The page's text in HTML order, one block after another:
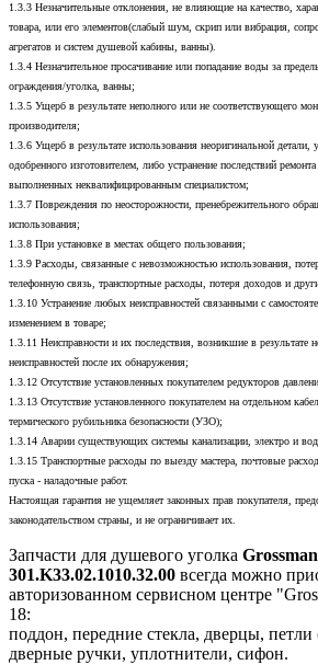
1.3.3 Незначительные отклонения, не влияющие на качество,
товара, или его элементов(слабый шум, скрип или вибрация,
агрегатов и систем душевой кабины, ванны).
1.3.4 Незначительное просачивание или попадание воды за
ограждения/уголка, ванны;
1.3.5 Ущерб в результате неполного или не соответствующего
производителя;
1.3.6 Ущерб в результате использования неоригинальной детали,
одобренного изготовителем, либо устранение последствий
выполненных неквалифицированным специалистом;
1.3.7 Повреждения по неосторожности, пренебрежительного
использования;
1.3.8 При установке в местах общего пользования;
1.3.9 Расходы, связанные с невозможностью использования,
телефонную связь, транспортные расходы, потеря доходов и
1.3.10 Устранение любых неисправностей связанными с
изменением в товаре;
1.3.11 Неисправности и их последствия, возникшие в результате
неисправностей после их обнаружения;
1.3.12 Отсутствие установленных покупателем редукторов
1.3.13 Отсутствие установленного покупателем на отдельном
термического рубильника безопасности (УЗО);
1.3.14 Аварии существующих системы канализации, электро и
1.3.15 Транспортные расходы по выезду мастера, почтовые
пуска - наладочные работ.
Настоящая гарантия не ущемляет законных прав покупателя,
законодательством страны, и не ограничивает их.
Запчасти для душевого уголка Grossman
301.K33.02.1010.32.00 всегда можно
авторизованном сервисном центре
18:
поддон, передние стекла, дверцы,
дверные ручки, уплотнители, сифон.